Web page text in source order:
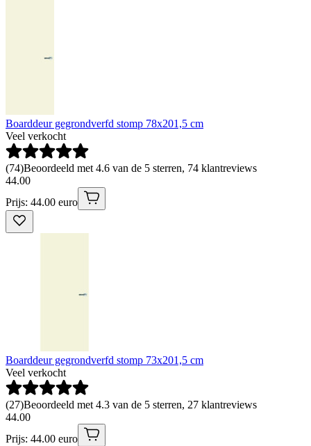
Boarddeur gegrondverfd stomp 78x201,5 cm
Veel verkocht
(74)Beoordeeld met 4.6 van de 5 sterren, 74 klantreviews
44.00
Prijs: 44.00 euro
Boarddeur gegrondverfd stomp 73x201,5 cm
Veel verkocht
(27)Beoordeeld met 4.3 van de 5 sterren, 27 klantreviews
44.00
Prijs: 44.00 euro